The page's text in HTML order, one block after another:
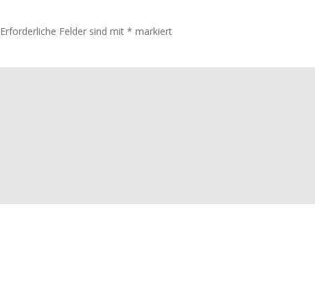
Erforderliche Felder sind mit * markiert